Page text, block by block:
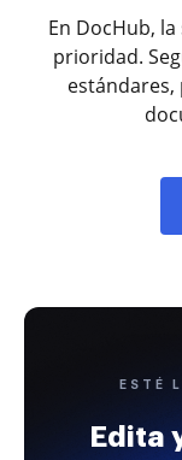
En DocHub,
prioridad.
ESTÉ
Edita